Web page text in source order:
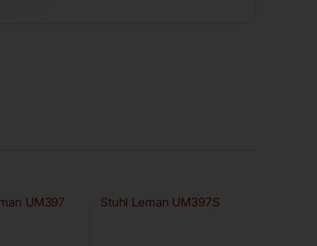
UM397 Stuhl Leman UM397S